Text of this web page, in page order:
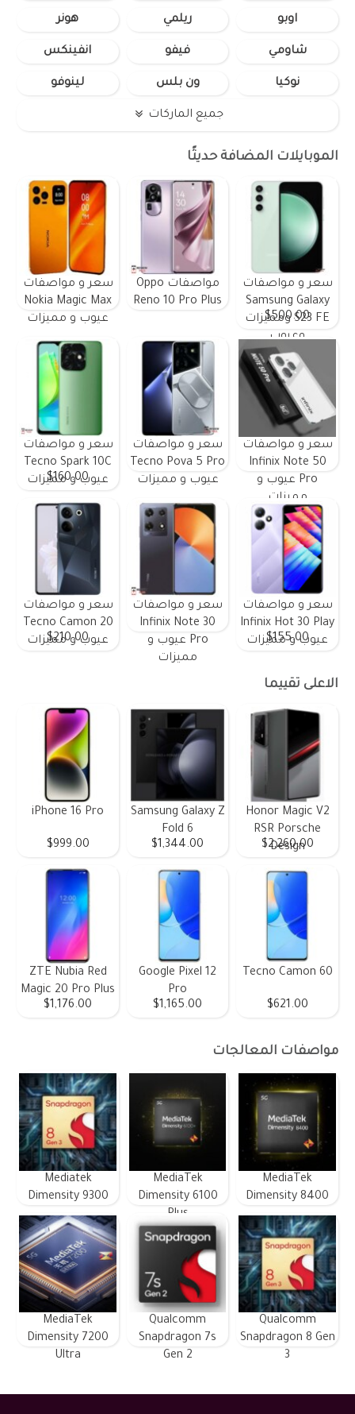
اوبو ريلمي هونر
شاومي فيفو انفينكس
نوكيا ون بلس لينوفو
جميع الماركات
الموبايلات المضافة حديثًا
سعر و مواصفات
Samsung Galaxy
S23 FE ومميزات
وعيوب
$500.00
مواصفات Oppo
Reno 10 Pro Plus
سعر و مواصفات
Nokia Magic Max
عيوب و مميزات
سعر و مواصفات
Infinix Note 50
Pro عيوب و
مميزات
سعر و مواصفات
Tecno Pova 5 Pro
عيوب و مميزات
سعر و مواصفات
Tecno Spark 10C
عيوب و مميزات
$160.00
سعر و مواصفات
Infinix Hot 30 Play
عيوب و مميزات
$155.00
سعر و مواصفات
Infinix Note 30
Pro عيوب و
مميزات
سعر و مواصفات
Tecno Camon 20
عيوب و مميزات
$210.00
الاعلى تقييما
Honor Magic V2
RSR Porsche
Design
$2,260.00
Samsung Galaxy Z
Fold 6
$1,344.00
iPhone 16 Pro
$999.00
Tecno Camon 60
$621.00
Google Pixel 12
Pro
$1,165.00
ZTE Nubia Red
Magic 20 Pro Plus
$1,176.00
مواصفات المعالجات
MediaTek
Dimensity 8400
MediaTek
Dimensity 6100
Plus
Mediatek
Dimensity 9300
Qualcomm
Snapdragon 8 Gen
3
Qualcomm
Snapdragon 7s
Gen 2
MediaTek
Dimensity 7200
Ultra